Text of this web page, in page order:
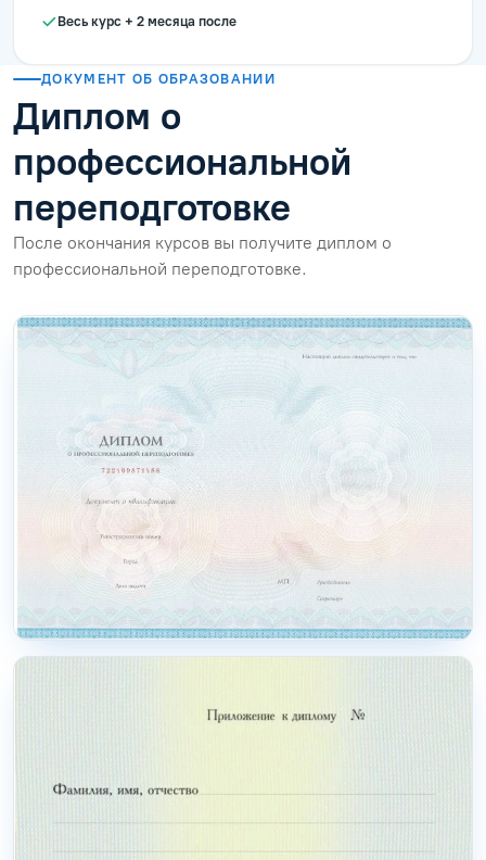
Весь курс + 2 месяца после
ДОКУМЕНТ ОБ ОБРАЗОВАНИИ
Диплом о
профессиональной
переподготовке
После окончания курсов вы получите диплом о
профессиональной переподготовке.